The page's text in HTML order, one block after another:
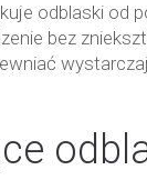
odblaski od
bez